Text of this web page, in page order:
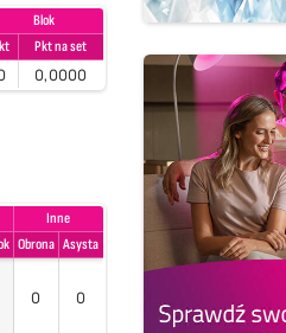
Blok
Pkt na set
0,0000
Inne
Obrona Asysta
0 0